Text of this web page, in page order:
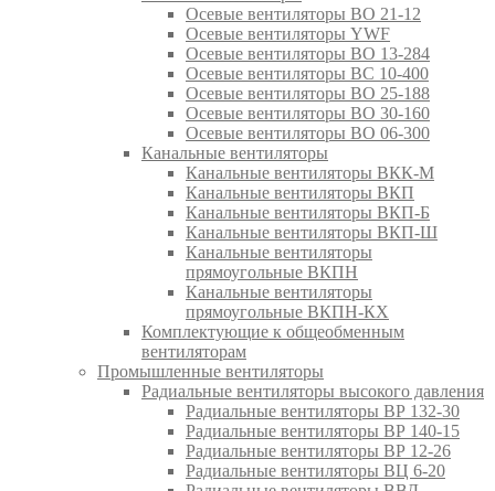
Осевые вентиляторы ВО 21-12
Осевые вентиляторы YWF
Осевые вентиляторы ВО 13-284
Осевые вентиляторы ВС 10-400
Осевые вентиляторы ВО 25-188
Осевые вентиляторы ВО 30-160
Осевые вентиляторы ВО 06-300
Канальные вентиляторы
Канальные вентиляторы ВКК-М
Канальные вентиляторы ВКП
Канальные вентиляторы ВКП-Б
Канальные вентиляторы ВКП-Ш
Канальные вентиляторы
прямоугольные ВКПН
Канальные вентиляторы
прямоугольные ВКПН-КХ
Комплектующие к общеобменным
вентиляторам
Промышленные вентиляторы
Радиальные вентиляторы высокого давления
Радиальные вентиляторы ВР 132-30
Радиальные вентиляторы ВР 140-15
Радиальные вентиляторы ВР 12-26
Радиальные вентиляторы ВЦ 6-20